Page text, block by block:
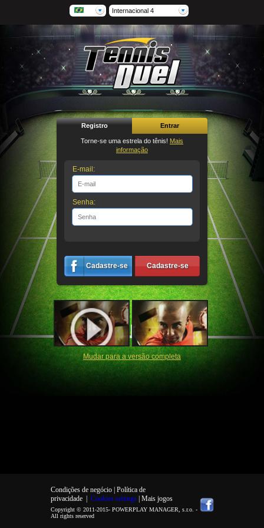
Internacional 4
Registro Entrar
Torne-se uma estrela do tênis! Mais
informação
E-mail:
Senha:
Cadastre-se Cadastre-se
Mudar para a versão completa
Condições de negócio | Política de
privacidade| Cookies settings | Mais jogos
Copyright © 2011-2015- POWERPLAY MANAGER, s.r.o. -
All rights reserved